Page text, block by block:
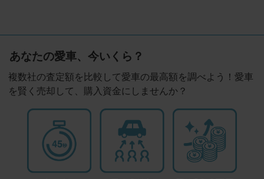
あなたの愛車、今いくら？
複数社の査定額を比較して愛車の最高額を調べよう！愛車
を賢く売却して、購入資金にしませんか？